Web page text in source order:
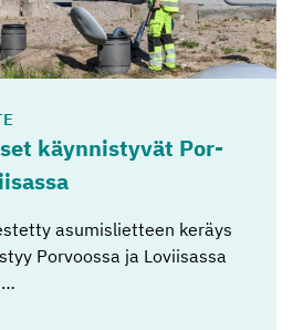
käyn­nis­ty­vät Por­
asumislietteen keräys
Porvoossa ja Loviisassa